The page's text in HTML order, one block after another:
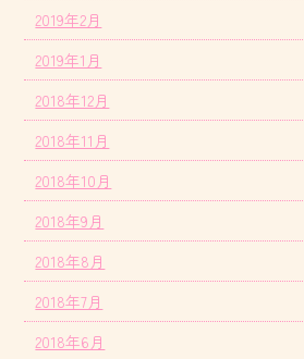
2019年2月
2019年1月
2018年12月
2018年11月
2018年10月
2018年9月
2018年8月
2018年7月
2018年6月